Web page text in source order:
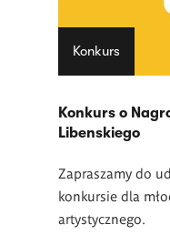
Konkurs
Konkurs o
Libenskiego
Zapraszamy do
konkursie dla
artystycznego.